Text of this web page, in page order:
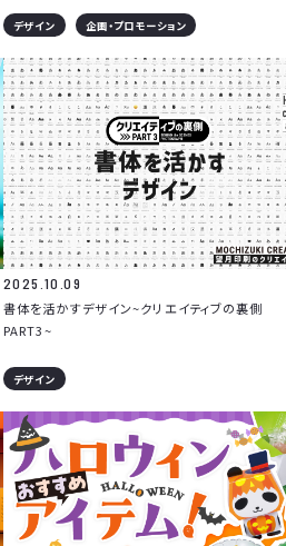
デザイン 企画・プロモーション
2025.10.09
書体を活かすデザイン~クリエイティブの裏側
PART3~
デザイン